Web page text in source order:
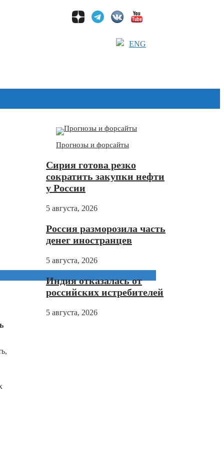
ENG
Прогнозы и форсайты
Сирия готова резко
сократить закупки нефти
у России
5 августа, 2026
Россия разморозила часть
денег иностранцев
5 августа, 2026
Индия отказалась от
российских истребителей
5 августа, 2026